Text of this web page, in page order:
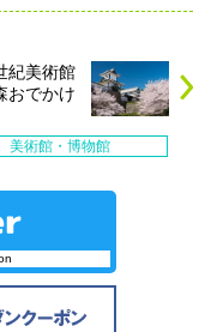
紀美術館
おでかけ
美術館・博物館